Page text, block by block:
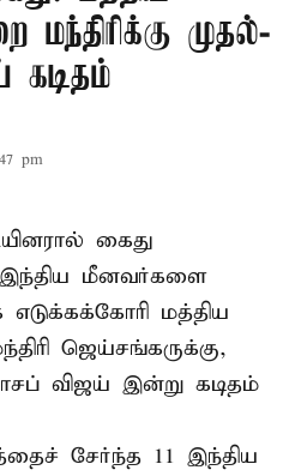
மந்திரிக்கு முதல்-
pm
கைது
மீனவர்களை
எடுக்கக்கோரி மத்திய
ஜெய்சங்கருக்கு,
விஜய் இன்று கடிதம்
சேர்ந்த 11 இந்திய